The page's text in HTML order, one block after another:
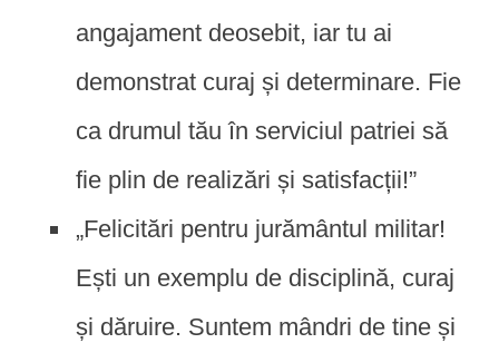
angajament deosebit, iar tu ai
demonstrat curaj și determinare. Fie
ca drumul tău în serviciul patriei să
fie plin de realizări și satisfacții!”
„Felicitări pentru jurământul militar!
Ești un exemplu de disciplină, curaj
și dăruire. Suntem mândri de tine și